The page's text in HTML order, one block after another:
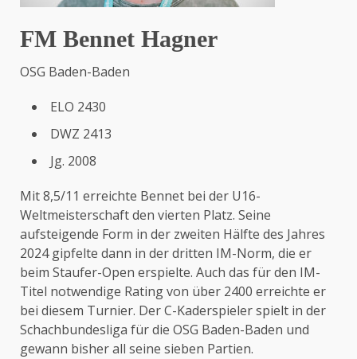
FM Bennet Hagner
OSG Baden-Baden
ELO 2430
DWZ 2413
Jg. 2008
Mit 8,5/11 erreichte Bennet bei der U16-
Weltmeisterschaft den vierten Platz. Seine
aufsteigende Form in der zweiten Hälfte des Jahres
2024 gipfelte dann in der dritten IM-Norm, die er
beim Staufer-Open erspielte. Auch das für den IM-
Titel notwendige Rating von über 2400 erreichte er
bei diesem Turnier. Der C-Kaderspieler spielt in der
Schachbundesliga für die OSG Baden-Baden und
gewann bisher all seine sieben Partien.